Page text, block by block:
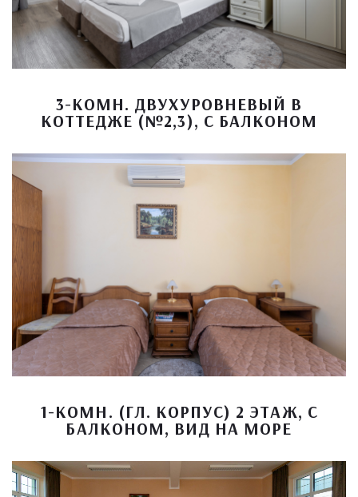
3-КОМН. ДВУХУРОВНЕВЫЙ В
КОТТЕДЖЕ (№2,3), С БАЛКОНОМ
1-КОМН. (ГЛ. КОРПУС) 2 ЭТАЖ, С
БАЛКОНОМ, ВИД НА МОРЕ